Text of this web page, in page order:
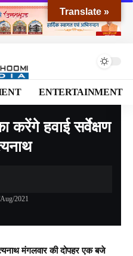
ENTERTAINMENT
>Uttar Pradesh>बाढ़ प्रभावित क्षेत्रों का करेंगे हवाई सर्वेक्षण मुख्यमंत्री योगी आदित्यनाथ
करेंगे हवाई सर्वेक्षण
2021
मंगलवार की दोपहर एक बजे
Translate »